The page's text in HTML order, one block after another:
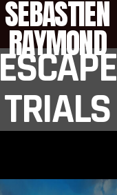
SEBASTIEN
RAYMOND
ESCAPE
TRIALS